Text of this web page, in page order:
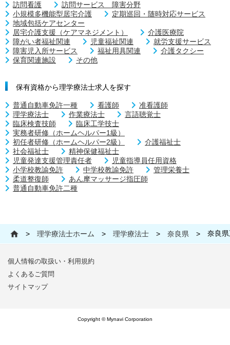
訪問看護
訪問サービス 障害分野
小規模多機能型居宅介護
定期巡回・随時対応サービス
地域包括ケアセンター
居宅介護支援（ケアマネジメント）
介護医療院
障がい者福祉関連
児童福祉関連
就労支援サービス
障害児入所サービス
福祉用具関連
介護タクシー
保育関連施設
その他
保有資格から理学療法士求人を探す
普通自動車免許一種 看護師
准看護師
理学療法士
作業療法士
言語聴覚士
臨床検査技師
臨床工学技士
実務者研修（ホームヘルパー1級）
初任者研修（ホームヘルパー2級）
介護福祉士
社会福祉士
精神保健福祉士
児童発達支援管理責任者
児童指導員任用資格
小学校教諭免許
中学校教諭免許
管理栄養士
柔道整復師
あん摩マッサージ指圧師
普通自動車免許二種
> 理学療法士ホーム > 理学療法士 > 奈良県 > 奈良
個人情報の取扱い・利用規約
よくあるご質問
サイトマップ
Copyright © Mynavi Corporation